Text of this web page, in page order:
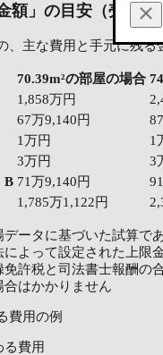
額」の目安（売却に
、主な費用と手元に残る
70.39m²の部屋の場合
1,858万円
67万9,140円
1万円
1
3万円
3
B 71万9,140円
1,785万1,122円
ータに基づいた試算で
よって設定された上限
許税と司法書士報酬の
はかかりません
費用の例
る費用